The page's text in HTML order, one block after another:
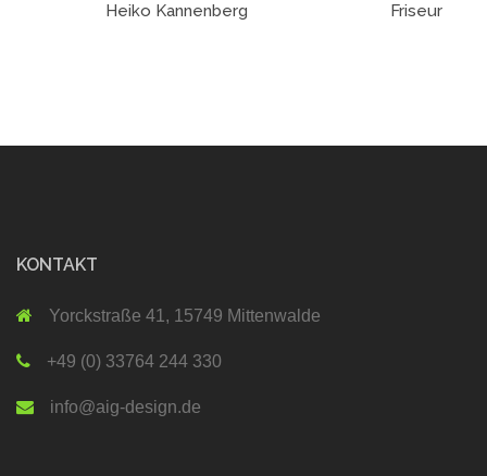
Heiko Kannenberg Friseur
KONTAKT
Yorckstraße 41, 15749 Mittenwalde
+49 (0) 33764 244 330
info@aig-design.de